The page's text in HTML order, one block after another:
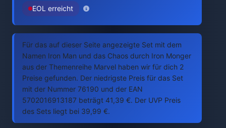
EOL erreicht
Für das auf dieser Seite angezeigte Set mit dem
Namen Iron Man und das Chaos durch Iron Monger
aus der Themenreihe Marvel haben wir für dich 2
Preise gefunden. Der niedrigste Preis für das Set
mit der Nummer 76190 und der EAN
5702016913187 beträgt 41,39 €. Der UVP Preis
des Sets liegt bei 39,99 €.